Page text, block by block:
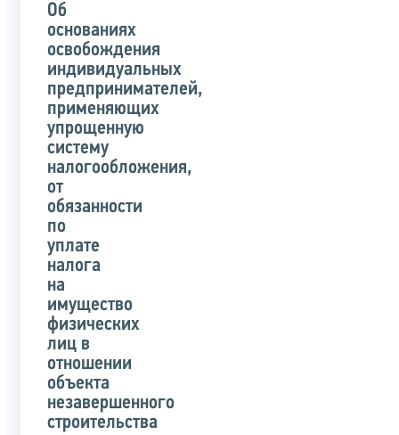
указанного
письма
Об
основаниях
освобождения
индивидуальных
предпринимателей,
применяющих
упрощенную
систему
налогообложения,
от
обязанности
по
уплате
налога
на
имущество
физических
лиц в
отношении
объекта
незавершенного
строительства